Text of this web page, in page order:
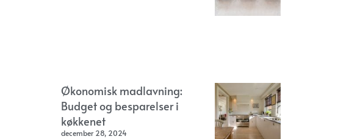
Økonomisk madlavning:
Budget og besparelser i
køkkenet
december 28, 2024